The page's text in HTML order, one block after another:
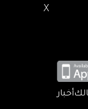
X
أخبار